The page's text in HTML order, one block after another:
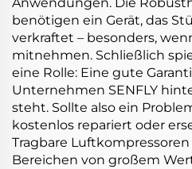
benötigen ein Gerät, das
verkraftet – besonders,
mitnehmen. Schließlich
eine Rolle: Eine gute
Unternehmen SENFLY
steht. Sollte also ein
kostenlos repariert oder
Tragbare
Bereichen von großem